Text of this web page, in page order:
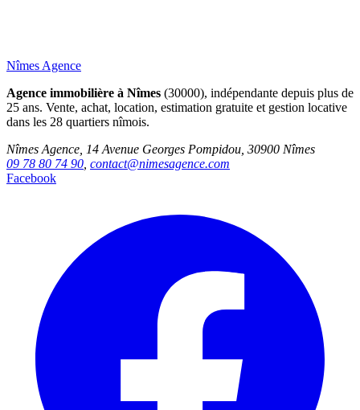
Nîmes Agence
Agence immobilière à Nîmes (30000), indépendante depuis plus de
25 ans. Vente, achat, location, estimation gratuite et gestion locative
dans les 28 quartiers nîmois.
Nîmes Agence, 14 Avenue Georges Pompidou, 30900 Nîmes
09 78 80 74 90 contact@nimesagence.com
Facebook